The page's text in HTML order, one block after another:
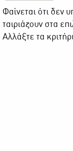
Φαίνεται ότι δεν
ταιριάζουν στα
Αλλάξτε τα